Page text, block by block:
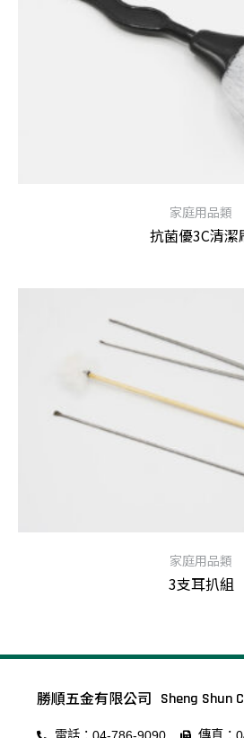
家庭用品類
抗菌優3C清潔
家庭用品類
3支耳扒組
勝順五金有限公司 Sheng Shun
電話：04-786-9090 傳真：